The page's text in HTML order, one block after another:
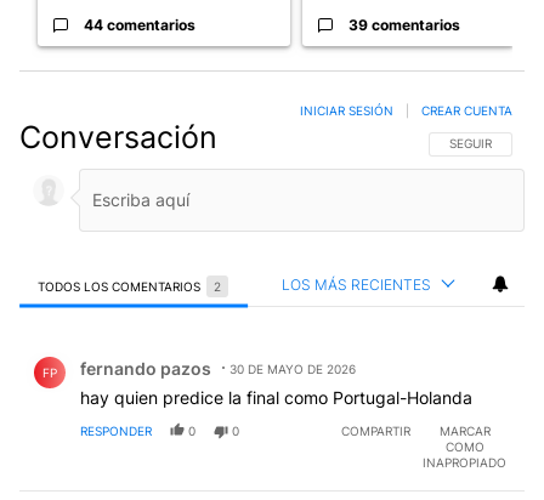
44 comentarios 39 comentarios
Conversación SIGA ESTA
SEGUIR
INICIAR SESIÓN CREAR CUENTA
TODOS LOS COMENTARIOS 2 LOS MÁS RECIENTES
FP fernando pazos 30 DE MAYO DE 2026
hay quien predice la final como Portugal-Holanda
RESPONDER 0 0 COMPARTIR
MARCAR
COMO
INAPROPIADO